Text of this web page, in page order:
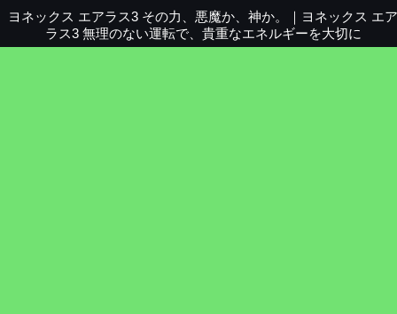
ヨネックス エアラス3 その力、悪魔か、神か。 ｜ ヨネックス エア
ラス3 無理のない運転で、貴重なエネルギーを大切に